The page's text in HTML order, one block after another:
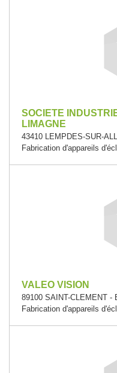
SOCIETE
LIMAGNE
43410 LEMPDES-SUR-
Fabrication d'appareils
VALEO VISION
89100 SAINT-CLEMENT -
Fabrication d'appareils